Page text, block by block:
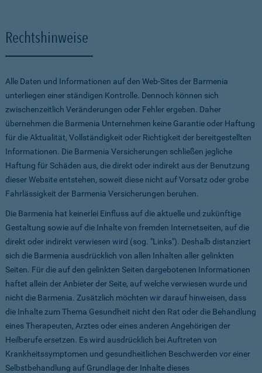
Rechtshinweise
Alle Daten und Informationen auf den Web-Sites der Barmenia
unterliegen einer ständigen Kontrolle. Dennoch können sich
zwischenzeitlich Veränderungen oder Fehler ergeben. Daher
übernehmen die Barmenia Unternehmen keine Garantie oder Haftung
für die Aktualität, Vollständigkeit oder Richtigkeit der bereitgestellten
Informationen. Die Barmenia Versicherungen schließen jegliche
Haftung für Schäden aus, die direkt oder indirekt aus der Benutzung
dieser Website entstehen, soweit diese nicht auf Vorsatz oder grobe
Fahrlässigkeit der Barmenia Versicherungen beruhen.
Die Barmenia hat keinerlei Einfluss auf die aktuelle und zukünftige
Gestaltung sowie auf die Inhalte von fremden Internetseiten, auf die
direkt oder indirekt verwiesen wird (sog. "Links"). Deshalb distanziert
sich die Barmenia ausdrücklich von allen Inhalten aller gelinkten
Seiten. Für die auf den gelinkten Seiten dargebotenen Informationen
haftet allein der Anbieter der Seite, auf welche verwiesen wurde und
nicht die Barmenia. Zusätzlich möchten wir darauf hinweisen, dass
die Inhalte zum Thema Gesundheit nicht den Rat oder die Behandlung
eines Therapeuten, Arztes oder eines anderen Angehörigen der
Heilberufe ersetzen. Es wird ausdrücklich bei Auftreten von
Krankheitssymptomen und gesundheitlichen Beschwerden vor einer
Selbstbehandlung auf Grundlage der Inhalte dieses